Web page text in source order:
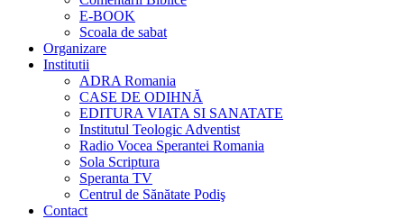
E-BOOK
Scoala de sabat
Organizare
Institutii
ADRA Romania
CASE DE ODIHNĂ
EDITURA VIATA SI SANATATE
Institutul Teologic Adventist
Radio Vocea Sperantei Romania
Sola Scriptura
Speranta TV
Centrul de Sănătate Podiş
Contact